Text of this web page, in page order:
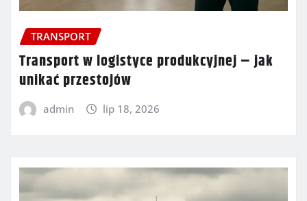
TRANSPORT
Transport w logistyce produkcyjnej – jak
unikać przestojów
admin lip 18, 2026